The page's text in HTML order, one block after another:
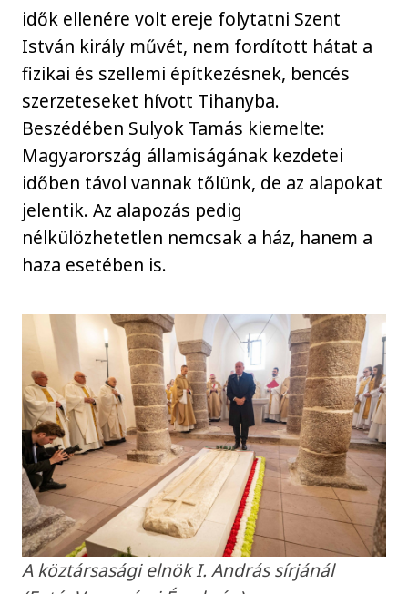
idők ellenére volt ereje folytatni Szent
István király művét, nem fordított hátat a
fizikai és szellemi építkezésnek, bencés
szerzeteseket hívott Tihanyba.
Beszédében Sulyok Tamás kiemelte:
Magyarország államiságának kezdetei
időben távol vannak tőlünk, de az alapokat
jelentik. Az alapozás pedig
nélkülözhetetlen nemcsak a ház, hanem a
haza esetében is.
A köztársasági elnök I. András sírjánál